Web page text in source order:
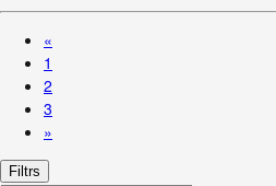
«
1
2
3
»
Filtrs